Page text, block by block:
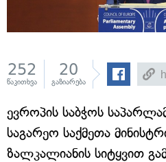
252
წაკითხვა
20
გაზიარება
ევროპის საბჭოს
საგარეო საქმეთა
ზალკალიანის სიტყვით